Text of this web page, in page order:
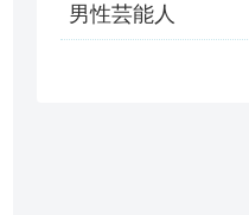
男性芸能人